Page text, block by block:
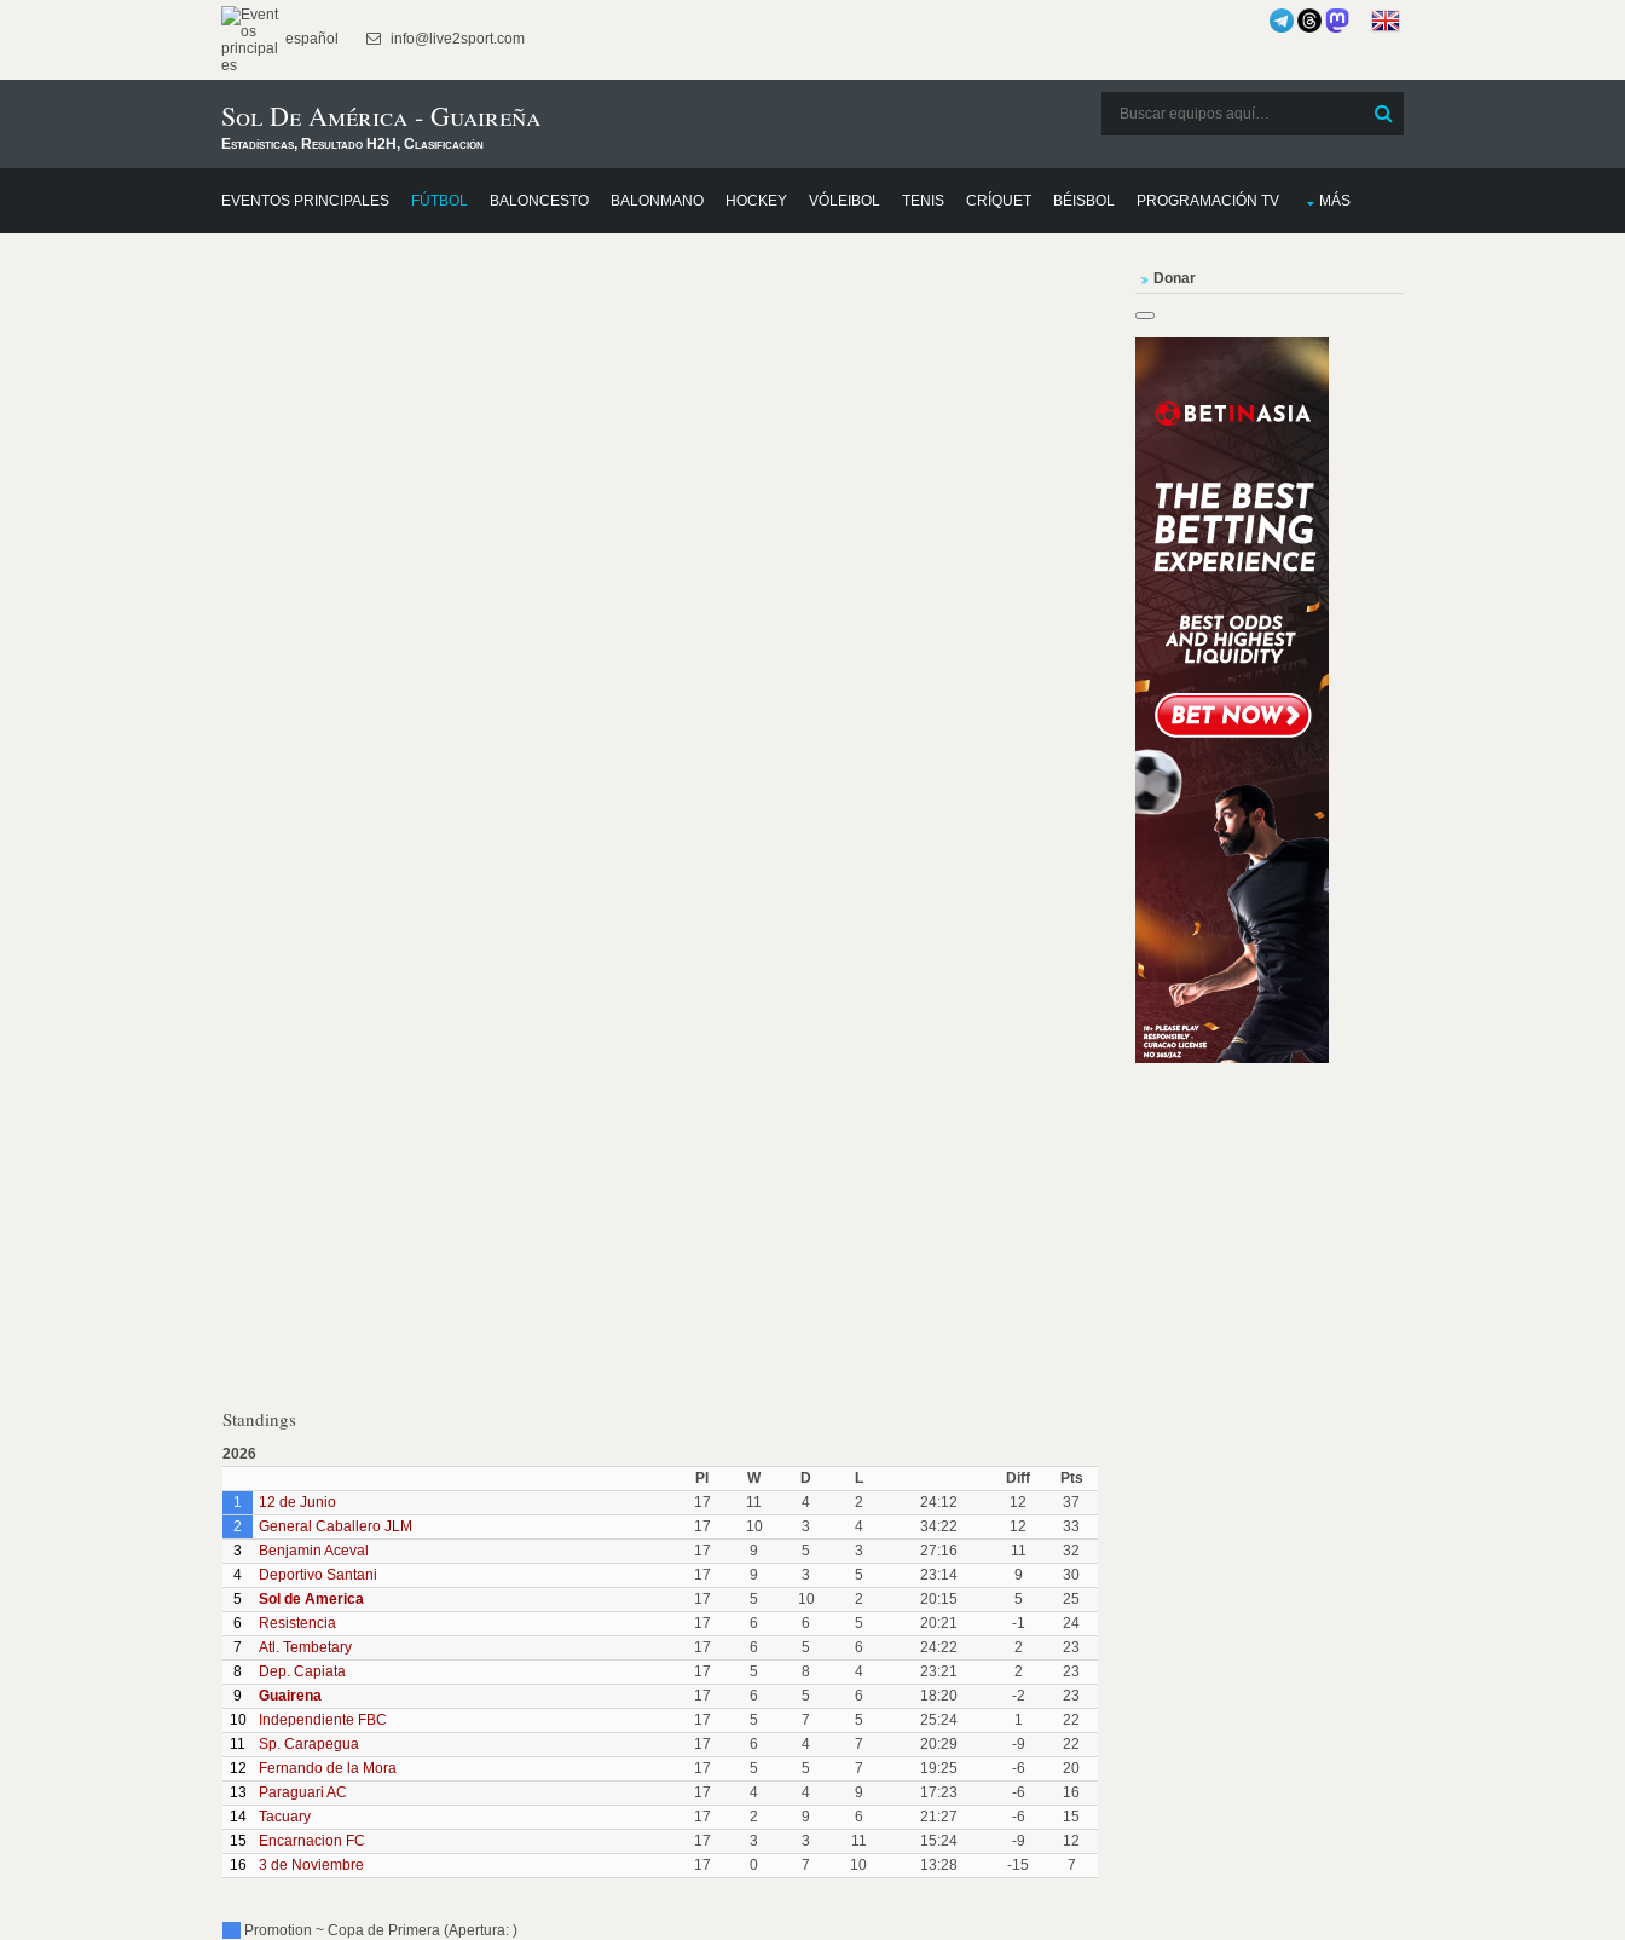
español info@live2sport.com
Sol De América - Guaireña
Estadísticas, Resultado H2H, Clasificación
EVENTOS PRINCIPALES FÚTBOL BALONCESTO BALONMANO HOCKEY VÓLEIBOL TENIS CRÍQUET BÉISBOL PROGRAMACIÓN TV MÁS
Standings
2026
Pl
W D L Diff
Pts
1
12 de Junio 17 11 4 2 24:12 12
37
2
General Caballero JLM 17 10 3 4 34:22 12
33
3
Benjamin Aceval 17 9 5 3 27:16 11
32
4
Deportivo Santani 17 9 3 5 23:14 9
30
5
Sol de America 17 5 10 2 20:15 5
25
6
Resistencia 17 6 6 5 20:21 -1
24
7
Atl. Tembetary 17 6 5 6 24:22 2
23
8
Dep. Capiata 17 5 8 4 23:21 2
23
9
Guairena 17 6 5 6 18:20 -2
23
10
Independiente FBC 17 5 7 5 25:24 1
22
11
Sp. Carapegua 17 6 4 7 20:29 -9
22
12
Fernando de la Mora 17 5 5 7 19:25 -6
20
13
Paraguari AC 17 4 4 9 17:23 -6
16
14
Tacuary 17 2 9 6 21:27 -6
15
15
Encarnacion FC 17 3 3 11 15:24 -9
12
16
3 de Noviembre 17 0 7 10 13:28 -15 7
Promotion ~ Copa de Primera (Apertura: )
Donar